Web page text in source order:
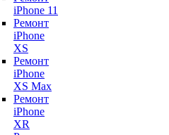
iPhone 11
Ремонт
iPhone
XS
Ремонт
iPhone
XS Max
Ремонт
iPhone
XR